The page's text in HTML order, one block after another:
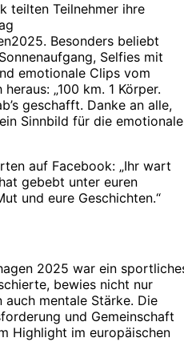
teilten Teilnehmer ihre
Besonders beliebt
Selfies mit
emotionale Clips vom
„100 km. 1 Körper.
geschafft. Danke an alle,
Sinnbild für die emotionale
auf Facebook: „Ihr wart
gebebt unter euren
und eure Geschichten.“
2025 war ein
bewies nicht nur
mentale Stärke. Die
und Gemeinschaft
Highlight im europäischen